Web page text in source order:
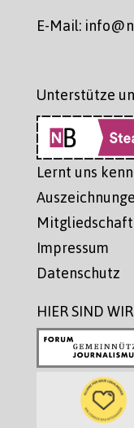
E-Mail:
Unterstütze
Lernt uns
Mitgliedschaft
Impressum
Datenschutz
HIER SIND